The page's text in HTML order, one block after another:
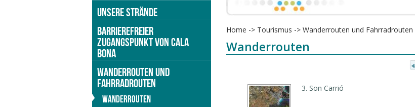
Home -> Tourismus -> Wanderrouten und Fahrradrouten
Wanderrouten
3. Son Carrió
UNSERE STRÄNDE
BARRIEREFREIER
ZUGANGSPUNKT VON CALA
BONA
WANDERROUTEN UND
FAHRRADROUTEN
WANDERROUTEN